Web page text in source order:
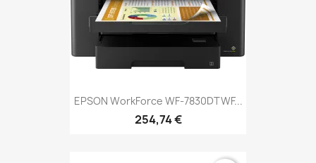
EPSON WorkForce WF-7830DTWF...
254,74 €